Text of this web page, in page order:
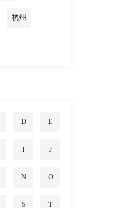
杭州
D E
I J
N O
S T